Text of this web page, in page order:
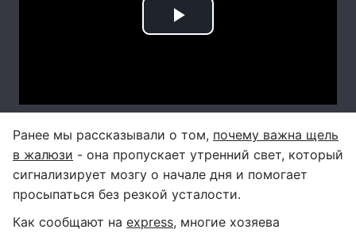
Ранее мы рассказывали о том, почему важна щель
в жалюзи - она пропускает утренний свет, который
сигнализирует мозгу о начале дня и помогает
просыпаться без резкой усталости.
Как сообщают на express, многие хозяева